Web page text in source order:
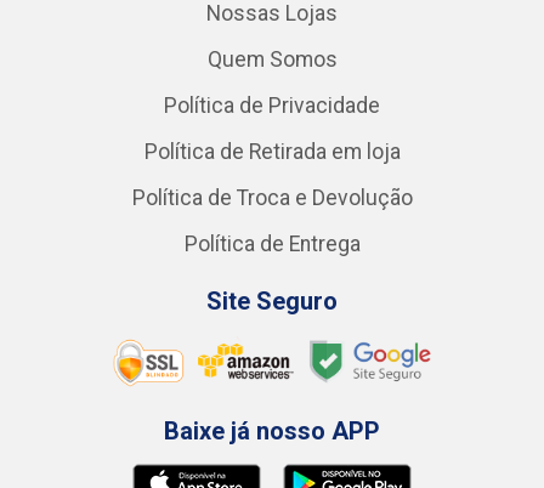
Nossas Lojas
Quem Somos
Política de Privacidade
Política de Retirada em loja
Política de Troca e Devolução
Política de Entrega
Site Seguro
Baixe já nosso APP